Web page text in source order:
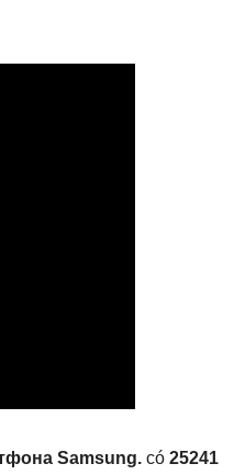
Samsung. có 25241